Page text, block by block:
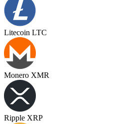
Litecoin LTC
Monero XMR
Ripple XRP